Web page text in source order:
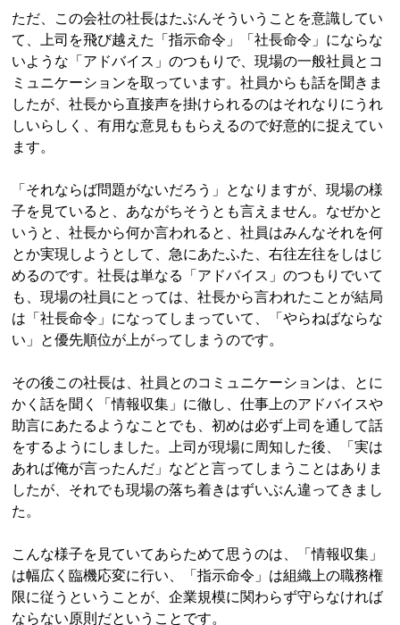
ただ、この会社の社長はたぶんそういうことを意識してい
て、上司を飛び越えた「指示命令」「社長命令」にならな
いような「アドバイス」のつもりで、現場の一般社員とコ
ミュニケーションを取っています。社員からも話を聞きま
したが、社長から直接声を掛けられるのはそれなりにうれ
しいらしく、有用な意見ももらえるので好意的に捉えてい
ます。
「それならば問題がないだろう」となりますが、現場の様
子を見ていると、あながちそうとも言えません。なぜかと
いうと、社長から何か言われると、社員はみんなそれを何
とか実現しようとして、急にあたふた、右往左往をしはじ
めるのです。社長は単なる「アドバイス」のつもりでいて
も、現場の社員にとっては、社長から言われたことが結局
は「社長命令」になってしまっていて、「やらねばならな
い」と優先順位が上がってしまうのです。
その後この社長は、社員とのコミュニケーションは、とに
かく話を聞く「情報収集」に徹し、仕事上のアドバイスや
助言にあたるようなことでも、初めは必ず上司を通して話
をするようにしました。上司が現場に周知した後、「実は
あれば俺が言ったんだ」などと言ってしまうことはありま
したが、それでも現場の落ち着きはずいぶん違ってきまし
た。
こんな様子を見ていてあらためて思うのは、「情報収集」
は幅広く臨機応変に行い、「指示命令」は組織上の職務権
限に従うということが、企業規模に関わらず守らなければ
ならない原則だということです。